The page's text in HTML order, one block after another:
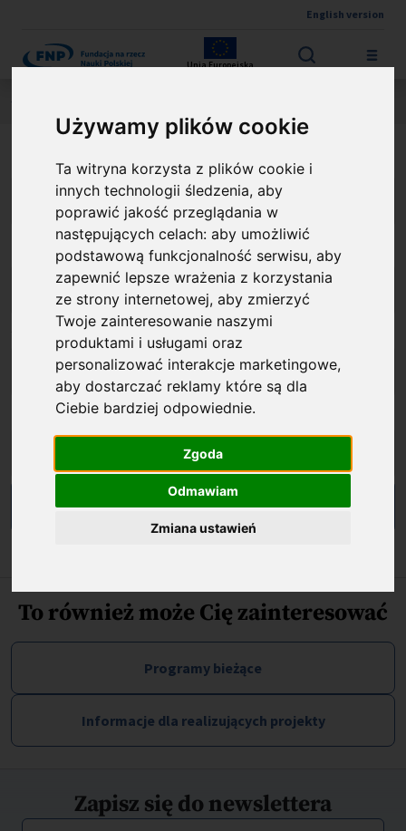
Używamy plików cookie
Ta witryna korzysta z plików cookie i
innych technologii śledzenia, aby
poprawić jakość przeglądania w
następujących celach:aby umożliwić
podstawową funkcjonalność serwisu,aby
zapewnić lepsze wrażenia z korzystania
ze strony internetowej,aby zmierzyć
Twoje zainteresowanie naszymi
produktami i usługami oraz
personalizować interakcje marketingowe,
aby dostarczać reklamy które są dla
Ciebie bardziej odpowiednie.
Zgoda
Odmawiam
Zmiana ustawień
English version
Unia Europejska
Termin naboru:
Źródło finansowania:
Nazwa programu:
To również może Cię zainteresować
Programy bieżące
Informacje dla realizujących projekty
Zapisz się do newslettera